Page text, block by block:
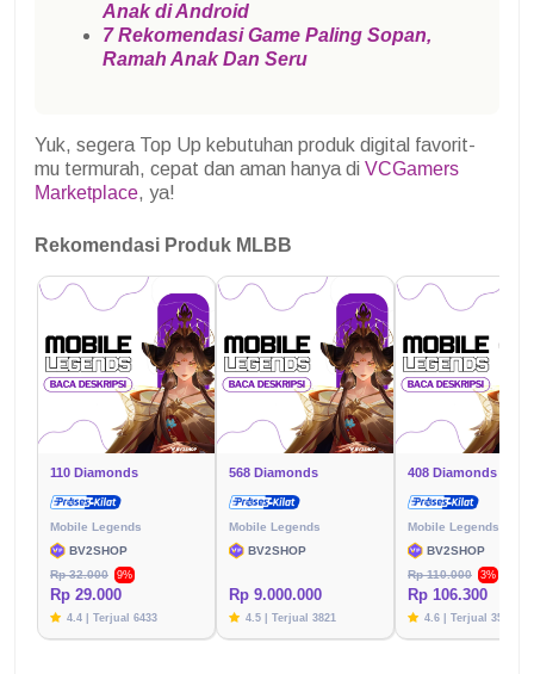
Anak di Android
7 Rekomendasi Game Paling Sopan,
Ramah Anak Dan Seru
Yuk, segera Top Up kebutuhan produk digital favorit-
mu termurah, cepat dan aman hanya di VCGamers
Marketplace, ya!
Rekomendasi Produk MLBB
110 Diamonds
Mobile Legends
BV2SHOP
Rp 32.000
9%
Rp 29.000
4.4 | Terjual 6433
568 Diamonds
Mobile Legends
BV2SHOP
Rp 9.000.000
4.5 | Terjual 3821
408 Diamonds
Mobile Legends
BV2SHOP
Rp 110.000
3%
Rp 106.300
4.6 | Terjual 3576